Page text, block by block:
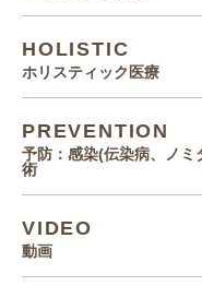
HOLISTIC
ホリスティック医療
PREVENTION
予防：感染(伝染病、ノ
術
VIDEO
動画